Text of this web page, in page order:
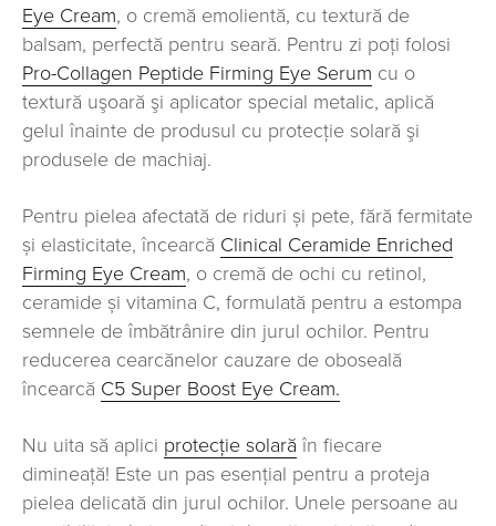
Eye Cream, o cremă emolientă, cu textură de
balsam, perfectă pentru seară. Pentru zi poţi folosi
Pro-Collagen Peptide Firming Eye Serum cu o
textură uşoară şi aplicator special metalic, aplică
gelul înainte de produsul cu protecţie solară şi
produsele de machiaj.
Pentru pielea afectată de riduri și pete, fără fermitate
și elasticitate, încearcă Clinical Ceramide Enriched
Firming Eye Cream, o cremă de ochi cu retinol,
ceramide și vitamina C, formulată pentru a estompa
semnele de îmbătrânire din jurul ochilor. Pentru
reducerea cearcănelor cauzare de oboseală
încearcă C5 Super Boost Eye Cream.
Nu uita să aplici protecţie solară în fiecare
dimineaţă! Este un pas esenţial pentru a proteja
pielea delicată din jurul ochilor. Unele persoane au